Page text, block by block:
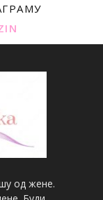
од жене.